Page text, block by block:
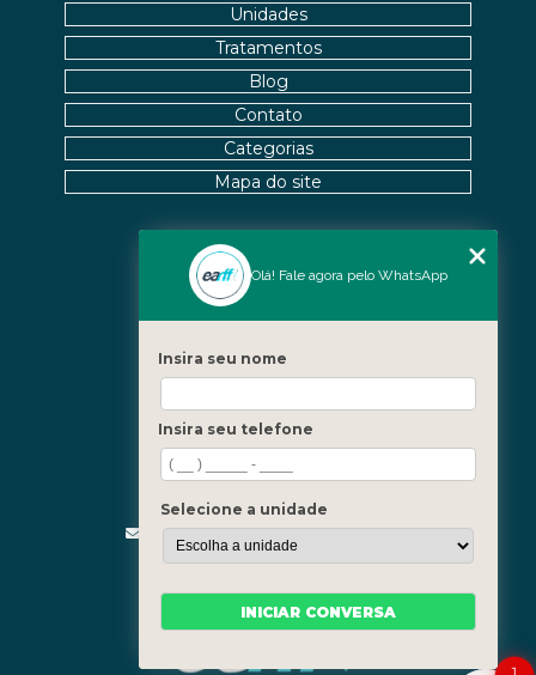
Fale Conosco
(21) 3619-5657
(21) 99390-3850
contato@fisioterapiainvestigativa.com
Segunda a sexta, das 7h às 21h
Nossas Unidades
Barra - Rio de Janeiro
Unidades
Tratamentos
Blog
Contato
Categorias
Mapa do site
Olá! Fale agora pelo WhatsApp
Insira seu nome
Insira seu telefone
Selecione a unidade
INICIAR CONVERSA